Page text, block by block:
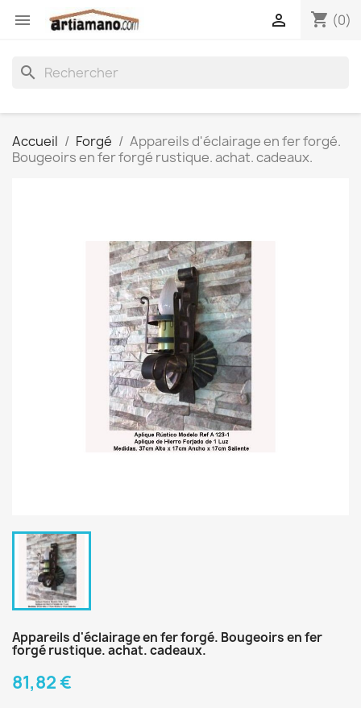
 shopping_cart (0)

search
Accueil Forgé
Appareils d'éclairage en fer forgé.
Bougeoirs en fer forgé rustique. achat. cadeaux.
Appareils d'éclairage en fer forgé. Bougeoirs en fer
forgé rustique. achat. cadeaux.
81,82 €